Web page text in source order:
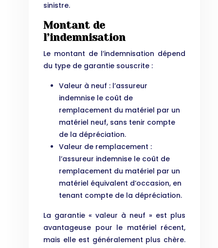
sinistre.
Montant de
l’indemnisation
Le montant de l’indemnisation dépend
du type de garantie souscrite :
Valeur à neuf : l’assureur
indemnise le coût de
remplacement du matériel par un
matériel neuf, sans tenir compte
de la dépréciation.
Valeur de remplacement :
l’assureur indemnise le coût de
remplacement du matériel par un
matériel équivalent d’occasion, en
tenant compte de la dépréciation.
La garantie « valeur à neuf » est plus
avantageuse pour le matériel récent,
mais elle est généralement plus chère.